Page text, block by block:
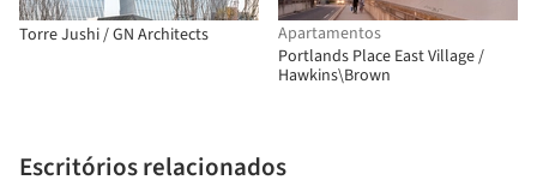
Torre Jushi / GN Architects
Escritórios relacionados
Apartamentos
Portlands Place East Village /
Hawkins\Brown